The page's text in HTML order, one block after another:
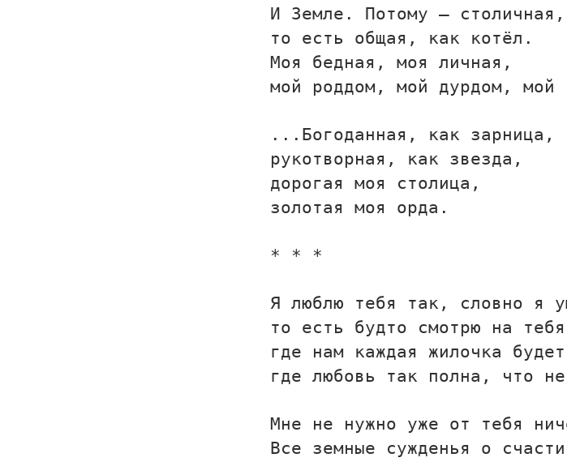
И Земле. Потому — столичная,
то есть общая, как котёл.
Моя бедная, моя личная,
мой роддом, мой дурдом, мой
...Богоданная, как зарница,
рукотворная, как звезда,
дорогая моя столица,
золотая моя орда.
* * *
Я люблю тебя так, словно я
то есть будто смотрю на
где нам каждая жилочка
где любовь так полна, что
Мне не нужно уже от тебя
Все земные сужденья о